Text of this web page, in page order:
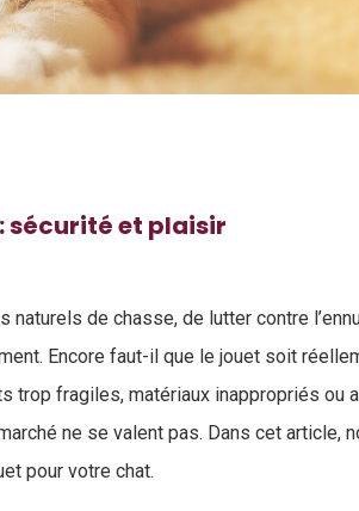
sécurité et plaisir
naturels de chasse, de lutter contre
Encore faut-il que le jouet soit
trop fragiles, matériaux inappropriés ou
ne se valent pas. Dans cet article,
pour votre chat.